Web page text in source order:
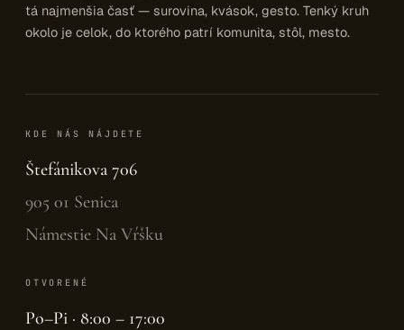
tá najmenšia časť — surovina, kvások, gesto. Tenký kruh
okolo je celok, do ktorého patrí komunita, stôl, mesto.
KDE NÁS NÁJDETE
Štefánikova 706
905 01 Senica
Námestie Na Vŕšku
OTVORENÉ
Po–Pi · 8:00 – 17:00